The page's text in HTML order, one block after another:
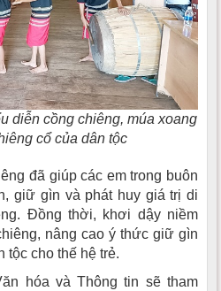
diễn cồng chiêng, múa xoang
cổ của dân tộc
đã giúp các em trong buôn
giữ gìn và phát huy giá trị di
Đồng thời, khơi dậy niềm
nâng cao ý thức giữ gìn
tộc cho thế hệ trẻ.
hóa và Thông tin sẽ tham